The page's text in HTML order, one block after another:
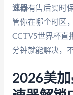
速器有售后实时
管你在哪个时区
CCTV5世界杯直
分钟就能解决，
2026美